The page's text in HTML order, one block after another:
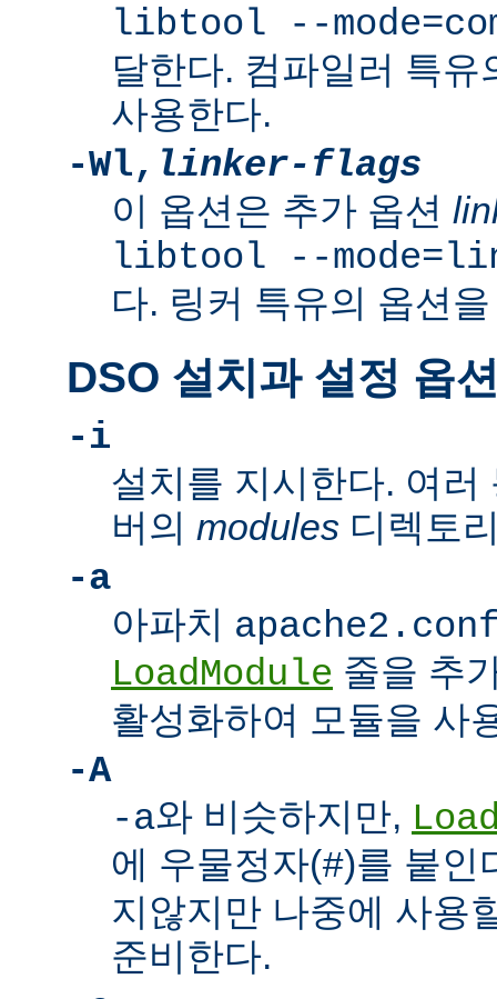
libtool --
달한다. 컴파일러 특
사용한다.
-Wl, linker-flags
이 옵션은 추가 옵션
libtool --
다. 링커 특유의 옵션
DSO 설치과 설정 옵
-i
설치를 지시한다. 여러
버의 modules 디렉토
-a
아파치
LoadModule 줄을 추
활성화하여 모듈을 사
-A
-a와 비슷하지만,
에 우물정자(#)를 붙인
지않지만 나중에 사용
준비한다.